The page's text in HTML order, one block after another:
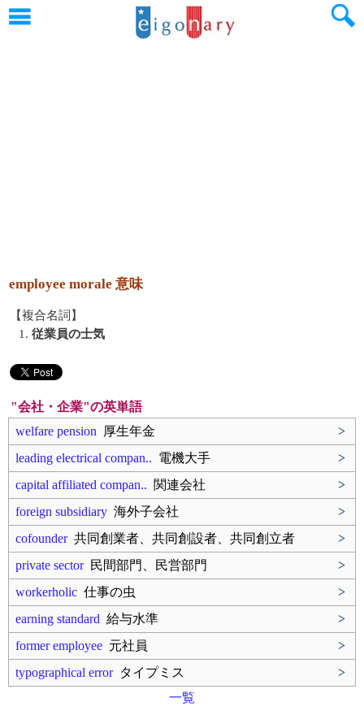
employee morale 意味
【複合名詞】
1. 従業員の士気
"会社・企業"の英単語
welfare pension 厚生年金
>
leading electrical compan.. 電機大手
>
capital affiliated compan.. 関連会社
>
foreign subsidiary 海外子会社
>
cofounder共同創業者、共同創設者、共同創立者
>
private sector民間部門、民営部門
>
workerholic 仕事の虫
>
earning standard 給与水準
>
former employee 元社員
>
typographical errorタイプミス
>
一覧